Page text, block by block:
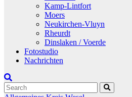
Kamp-Lintfort
Moers
Neukirchen-Vluyn
Rheurdt
Dinslaken / Voerde
Fotostudio
Nachrichten